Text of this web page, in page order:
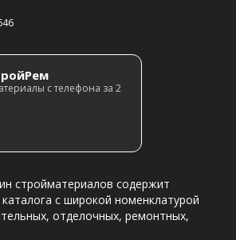
с телефона за 2
стройматериалов содержит
с широкой номенклатурой
отделочных, ремонтных,